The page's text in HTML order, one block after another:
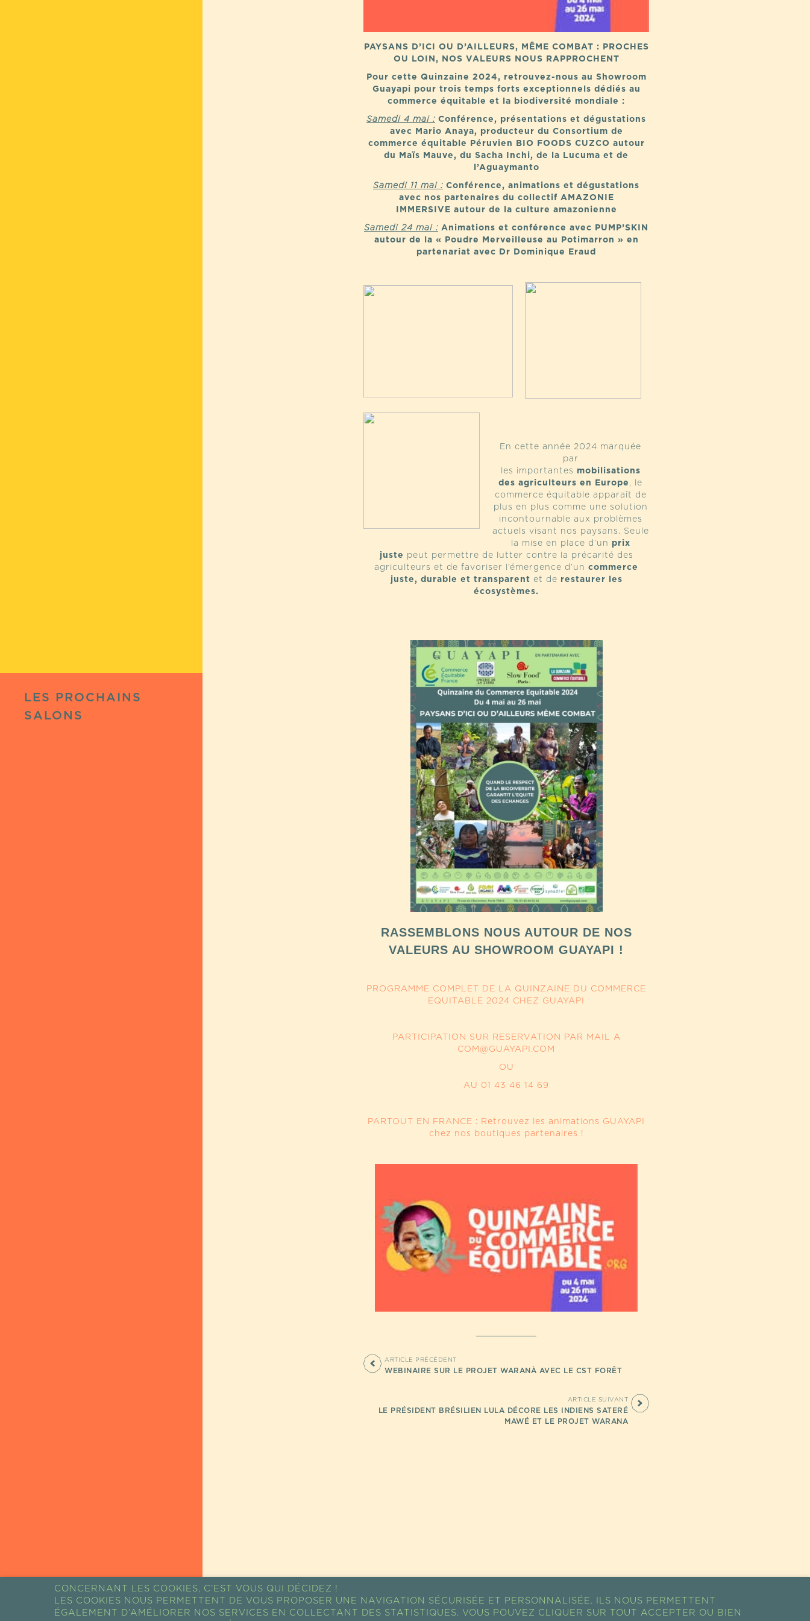
LES PROCHAINS
SALONS
RETOUR AUX
PAYSANS D’ICI OU D’AILLEURS, MÊME COMBAT : PROCHES
OU LOIN, NOS VALEURS NOUS RAPPROCHENT
Pour cette Quinzaine 2024, retrouvez-nous au Showroom
Guayapi pour trois temps forts exceptionnels dédiés au
commerce équitable et la biodiversité mondiale :
Samedi 4 mai : Conférence, présentations et dégustations
avec Mario Anaya, producteur du Consortium de
commerce équitable Péruvien BIO FOODS CUZCO autour
du Maïs Mauve, du Sacha Inchi, de la Lucuma et de
l’Aguaymanto
Samedi 11 mai : Conférence, animations et dégustations
avec nos partenaires du collectif AMAZONIE
IMMERSIVE autour de la culture amazonienne
Samedi 24 mai : Animations et conférence avec PUMP’SKIN
autour de la « Poudre Merveilleuse au Potimarron » en
partenariat avec Dr Dominique Eraud
En cette année 2024 marquée
par
les importantes mobilisations
des agriculteurs en Europe , le
commerce équitable apparaît de
plus en plus comme une solution
incontournable aux problèmes
actuels visant nos paysans. Seule
la mise en place d’un prix
juste peut permettre de lutter contre la précarité des
agriculteurs et de favoriser l’émergence d’un commerce
juste, durable et transparent et de restaurer les
écosystèmes.
RASSEMBLONS NOUS AUTOUR DE NOS
VALEURS AU SHOWROOM GUAYAPI !
PROGRAMME COMPLET DE LA QUINZAINE DU COMMERCE
EQUITABLE 2024 CHEZ GUAYAPI
PARTICIPATION SUR RESERVATION PAR MAIL A
COM@GUAYAPI.COM
OU
AU 01 43 46 14 69
PARTOUT EN FRANCE : Retrouvez les animations GUAYAPI
chez nos boutiques partenaires !
ARTICLE PRÉCÉDENT
WEBINAIRE SUR LE PROJET WARANÀ AVEC LE CST FORÊT
ARTICLE SUIVANT
LE PRÉSIDENT BRÉSILIEN LULA DÉCORE LES INDIENS SATERÉ
MAWÉ ET LE PROJET WARANA
CONCERNANT LES COOKIES, C’EST VOUS QUI DÉCIDEZ !
LES COOKIES NOUS PERMETTENT DE VOUS PROPOSER UNE NAVIGATION SÉCURISÉE ET PERSONNALISÉE. ILS NOUS PERMETTENT
ÉGALEMENT D’AMÉLIORER NOS SERVICES EN COLLECTANT DES STATISTIQUES. VOUS POUVEZ CLIQUER SUR TOUT ACCEPTER OU BIEN